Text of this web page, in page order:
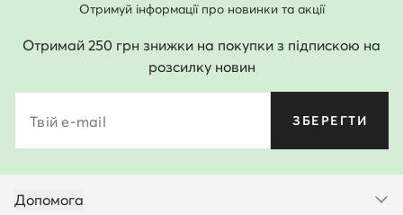
Отримуй інформації про новинки та акції
Отримай 250 грн знижки на покупки з підпискою на
розсилку новин
Твій e-mail ЗБЕРЕГТИ
Допомога